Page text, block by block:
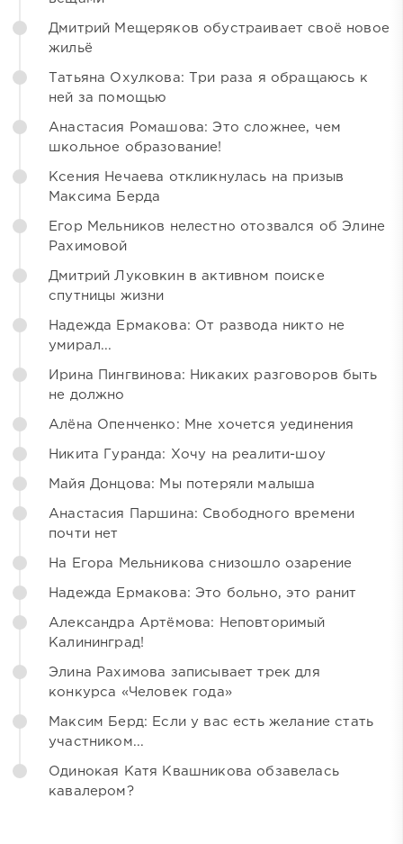
Дмитрий Мещеряков обустраивает своё новое
жильё
Татьяна Охулкова: Три раза я обращаюсь к
ней за помощью
Анастасия Ромашова: Это сложнее, чем
школьное образование!
Ксения Нечаева откликнулась на призыв
Максима Берда
Егор Мельников нелестно отозвался об Элине
Рахимовой
Дмитрий Луковкин в активном поиске
спутницы жизни
Надежда Ермакова: От развода никто не
умирал...
Ирина Пингвинова: Никаких разговоров быть
не должно
Алёна Опенченко: Мне хочется уединения
Никита Гуранда: Хочу на реалити-шоу
Майя Донцова: Мы потеряли малыша
Анастасия Паршина: Свободного времени
почти нет
На Егора Мельникова снизошло озарение
Надежда Ермакова: Это больно, это ранит
Александра Артёмова: Неповторимый
Калининград!
Элина Рахимова записывает трек для
конкурса «Человек года»
Максим Берд: Если у вас есть желание стать
участником...
Одинокая Катя Квашникова обзавелась
кавалером?